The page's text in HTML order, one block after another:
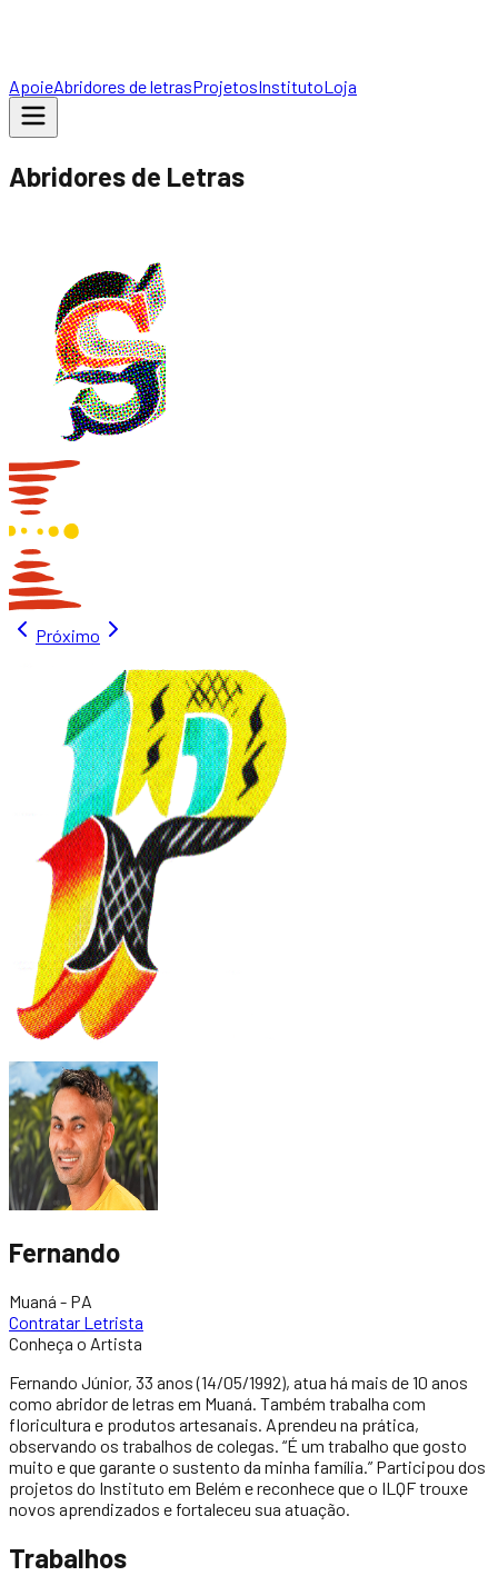
ApoieAbridores de letrasProjetosInstitutoLoja
Abridores de Letras
Próximo
Fernando
Muaná - PA
Contratar Letrista
Conheça o Artista
Fernando Júnior, 33 anos (14/05/1992), atua há mais de 10 anos
como abridor de letras em Muaná. Também trabalha com
floricultura e produtos artesanais. Aprendeu na prática,
observando os trabalhos de colegas. “É um trabalho que gosto
muito e que garante o sustento da minha família.” Participou dos
projetos do Instituto em Belém e reconhece que o ILQF trouxe
novos aprendizados e fortaleceu sua atuação.
Trabalhos